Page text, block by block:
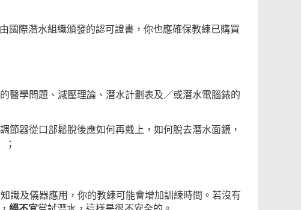
國際潛水組織頒發的認可證書，你也應確保教練已購買
醫學問題、減壓理論、潛水計劃表及／或潛水電腦錶的
節器從口部鬆脫後應如何再戴上，如何脫去潛水面鏡，
；
識及儀器應用，你的教練可能會增加訓練時間。若沒有